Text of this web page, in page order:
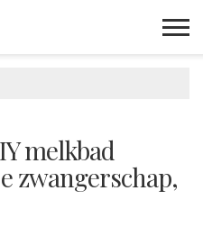
melkbad
zwangerschap,